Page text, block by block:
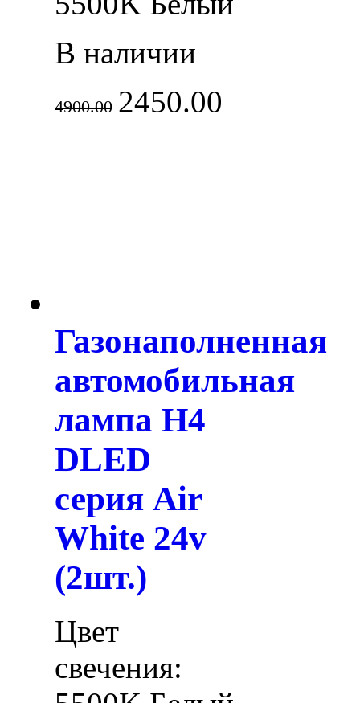
В наличии
4900.00 2450.00
Газонаполненная
автомобильная
лампа H4
DLED
серия Air
White 24v
(2шт.)
Цвет
свечения: